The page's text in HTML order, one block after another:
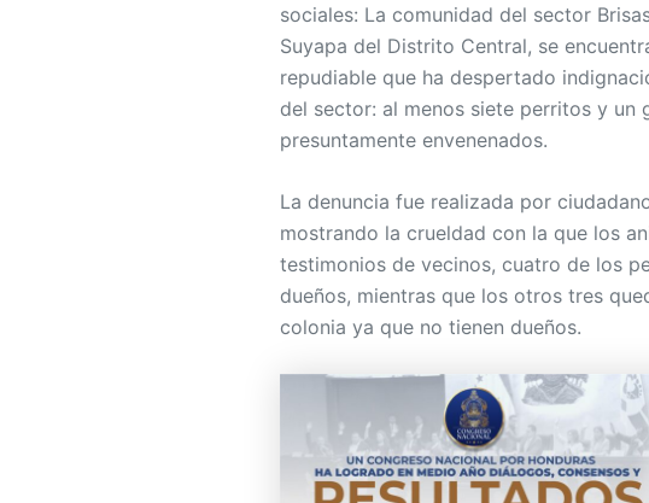
sociales: La comunidad del sector
Suyapa del Distrito Central, se
repudiable que ha despertado
del sector: al menos siete perritos y un
presuntamente envenenados.
La denuncia fue realizada por
mostrando la crueldad con la que los
testimonios de vecinos, cuatro de los
dueños, mientras que los otros tres
colonia ya que no tienen dueños.